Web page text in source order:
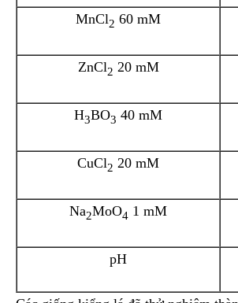
MnCl2 60 mM
ZnCl2 20 mM
H3BO3 40 mM
CuCl2 20 mM
Na2MoO4 1 mM
pH